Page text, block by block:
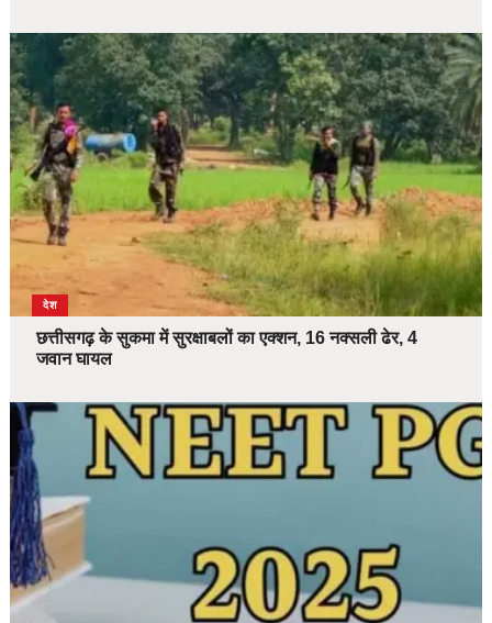
देश
छत्तीसगढ़ के सुकमा में सुरक्षाबलों का एक्शन, 16 नक्सली ढेर, 4
जवान घायल